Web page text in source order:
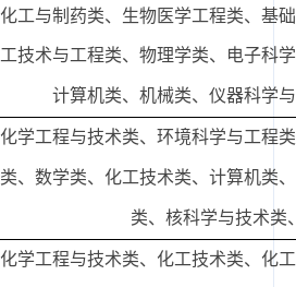
化工与制药类、生物医学工程类、基
工技术与工程类、物理学类、 电子科
计算机类、机械类、仪器科学
化学工程与技术类、环境科学与工程
类、数学类、 化工技术类、计算机类
类、核科学与技术类
化学工程与技术类、化工技术类、化